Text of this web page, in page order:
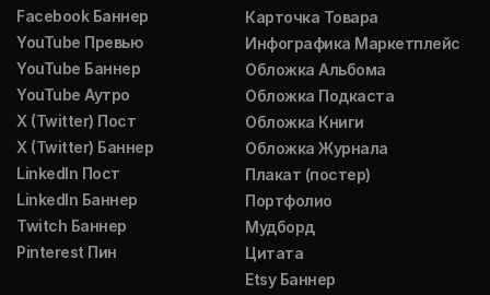
Facebook Баннер
YouTube Превью
YouTube Баннер
YouTube Аутро
X (Twitter) Пост
X (Twitter) Баннер
LinkedIn Пост
LinkedIn Баннер
Twitch Баннер
Pinterest Пин
Карточка Товара
Инфографика Маркетплейс
Обложка Альбома
Обложка Подкаста
Обложка Книги
Обложка Журнала
Плакат (постер)
Портфолио
Мудборд
Цитата
Etsy Баннер